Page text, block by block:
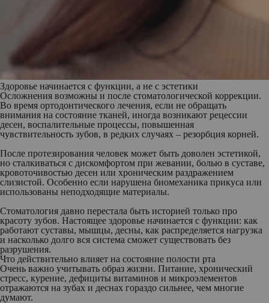
Здоровье начинается с функции, а не с эстетики
Осложнения возможны и после стоматологической коррекции.
Во время ортодонтического лечения, если не обращать
внимания на состояние тканей, иногда возникают рецессии
десен, воспалительные процессы, повышенная
чувствительность зубов, в редких случаях – резорбция корней.
После протезирования человек может быть доволен эстетикой,
но сталкиваться с дискомфортом при жевании, болью в суставе,
кровоточивостью десен или хроническим раздражением
слизистой. Особенно если нарушена биомеханика прикуса или
использованы неподходящие материалы.
Стоматология давно перестала быть историей только про
красоту зубов. Настоящее здоровье начинается с функции: как
работают суставы, мышцы, десны, как распределяется нагрузка
и насколько долго вся система сможет существовать без
разрушения.
Что действительно влияет на состояние полости рта
Очень важно учитывать образ жизни. Питание, хронический
стресс, курение, дефициты витаминов и микроэлементов
отражаются на зубах и деснах гораздо сильнее, чем многие
думают.